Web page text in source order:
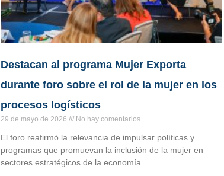
Destacan al programa Mujer Exporta
durante foro sobre el rol de la mujer en los
procesos logísticos
29 de mayo de 2026 No hay comentarios
El foro reafirmó la relevancia de impulsar políticas y
programas que promuevan la inclusión de la mujer en
sectores estratégicos de la economía.